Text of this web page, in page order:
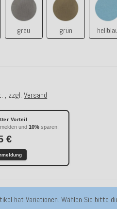
grau grün
, zzgl.Versand
Vorteil
und10% sparen:
€
hat Variationen. Wählen Sie bitte